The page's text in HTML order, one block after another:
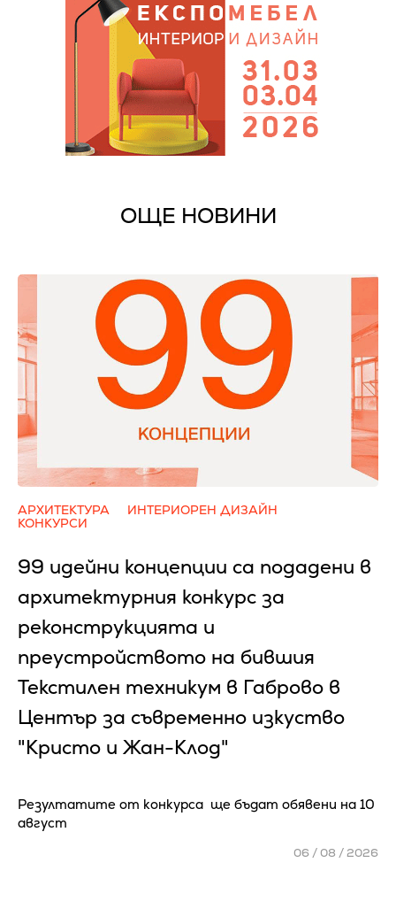
ОЩЕ НОВИНИ
АРХИТЕКТУРА
ИНТЕРИОРЕН ДИЗАЙН
КОНКУРСИ
99 идейни концепции са подадени в
архитектурния конкурс за
реконструкцията и
преустройството на бившия
Текстилен техникум в Габрово в
Център за съвременно изкуство
"Кристо и Жан-Клод"
Резултатите от конкурса ще бъдат обявени на 10
август
06 / 08 / 2026